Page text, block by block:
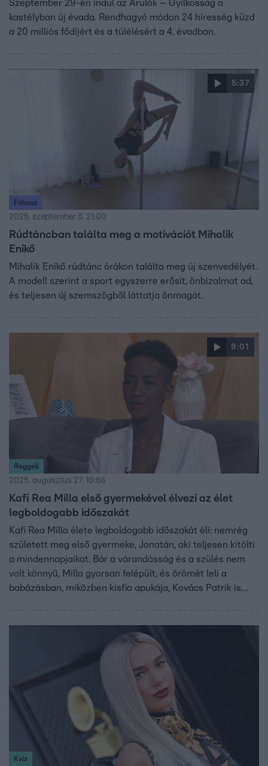
Szeptember 29-én indul az Árulók – Gyilkosság a
kastélyban új évada. Rendhagyó módon 24 híresség küzd
a 20 milliós fődíjért és a túlélésért a 4. évadban.
5:37
Fókusz
2025. szeptember 5. 21:00
Rúdtáncban találta meg a motivációt Mihalik
Enikő
Mihalik Enikő rúdtánc órákon találta meg új szenvedélyét.
A modell szerint a sport egyszerre erősít, önbizalmat ad,
és teljesen új szemszögből láttatja önmagát.
9:01
Reggeli
2025. augusztus 27. 10:56
Kafi Rea Milla első gyermekével élvezi az élet
legboldogabb időszakát
Kafi Rea Milla élete legboldogabb időszakát éli: nemrég
született meg első gyermeke, Jonatán, aki teljesen kitölti
a mindennapjaikat. Bár a várandósság és a szülés nem
volt könnyű, Milla gyorsan felépült, és örömét leli a
babázásban, miközben kisfia apukája, Kovács Patrik is
szomáliul is beszélni hozzá. Most a család a
legfontosabb, de Milla a közeljövőben visszatér a
modellkedéshez, miközben a nyarat saját ruhamárkájának
fejlesztésével töltötte.
Kvíz